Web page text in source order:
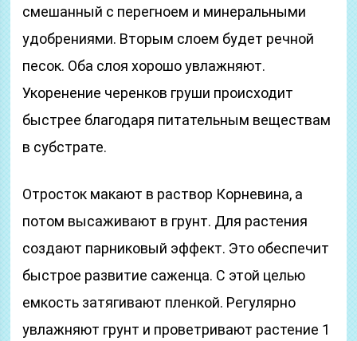
смешанный с перегноем и минеральными
удобрениями. Вторым слоем будет речной
песок. Оба слоя хорошо увлажняют.
Укоренение черенков груши происходит
быстрее благодаря питательным веществам
в субстрате.
Отросток макают в раствор Корневина, а
потом высаживают в грунт. Для растения
создают парниковый эффект. Это обеспечит
быстрое развитие саженца. С этой целью
емкость затягивают пленкой. Регулярно
увлажняют грунт и проветривают растение 1